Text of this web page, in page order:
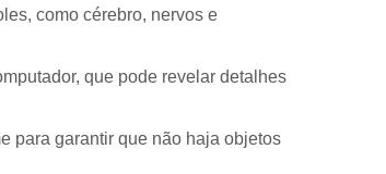
como cérebro, nervos e
que pode revelar detalhes
para garantir que não haja objetos